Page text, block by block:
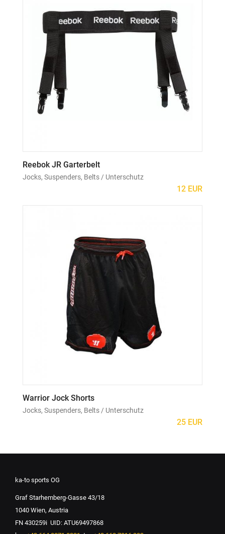
Reebok JR Garterbelt
Jocks, Suspenders, Belts / Unterschutz
12 EUR
Warrior Jock Shorts
Jocks, Suspenders, Belts / Unterschutz
25 EUR
ka-to sports OG
Graf Starhemberg-Gasse 43/18
1040 Wien, Austria
FN 430259i UID: ATU69497868